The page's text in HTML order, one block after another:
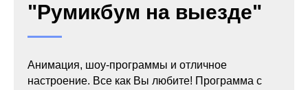
"Румикбум на выезде"
Анимация, шоу-программы и отличное
настроение. Все как Вы любите! Программа с